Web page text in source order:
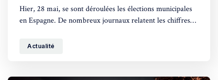
Hier, 28 mai, se sont déroulées les élections municipales
en Espagne. De nombreux journaux relatent les chiffres
montée effrayante de la droite ultralibérale et de
Actualité